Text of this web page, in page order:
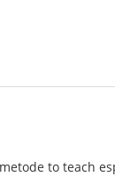
to teach